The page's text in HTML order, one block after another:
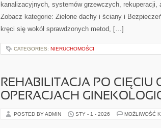
kanalizacyjnych, systemów grzewczych, rekuperacji,
Zobacz kategorie: Zielone dachy i ściany i
kręci się wokół sprawdzonych metod, […]
CATEGORIES: NIERUCHOMOŚCI
REHABILITACJA PO CIĘCIU
OPERACJACH
POSTED BY ADMIN STY - 1 - 2026 MOŻLIWOŚĆ